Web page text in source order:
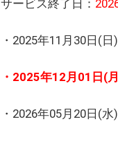
サービス終了日：
・2025年11月30日(
・2025年12月01日(
・2026年05月20日(